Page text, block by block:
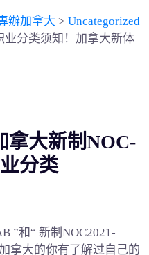
辦加拿大 > Uncategorized
业分类须知！加拿大新体
拿大新制NOC-
分类
”和“ 新制NOC2021-
拿大的你有了解过自己的